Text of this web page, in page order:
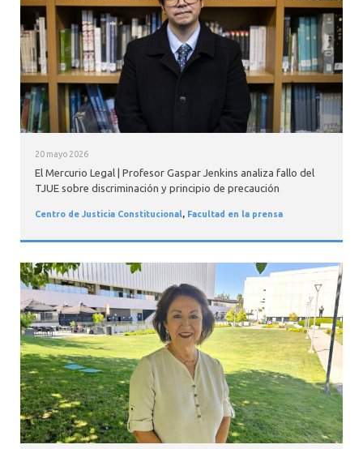
20 mayo 2026
El Mercurio Legal | Profesor Gaspar Jenkins analiza fallo del
TJUE sobre discriminación y principio de precaución
Centro de Justicia Constitucional, Facultad en la prensa